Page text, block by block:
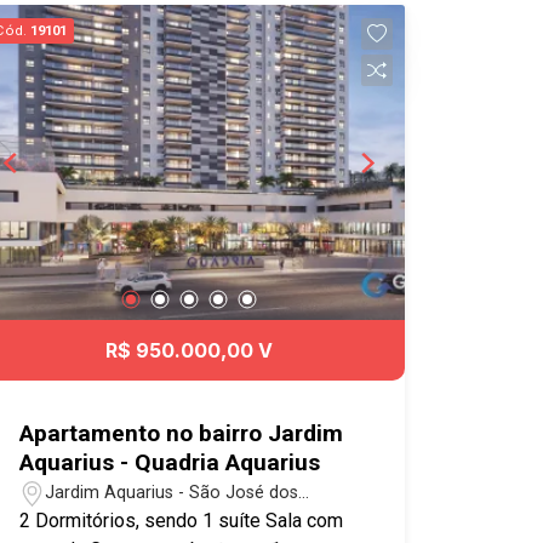
salão de festas e sauna! O bairro
Jardim Aquarius está localizado na
região centro-oeste de São José dos
Campos, possui lindas praças e
qualidade de vida. Aqui você está
próximo ao Tauste, Carrefour, Pão de
Açúcar, Shopping Colinas e tem fácil
acesso à Dutra e demais regiões da
cidade. Agende já sua visita!
#imobiliaria #geraçãoimóveis
#aptovenda #aptovendaSJC
#JardimAquarius #aceitapet #elevador
19101
R$ 950.000,00 V
Apartamento no bairro Jardim
Aquarius - Quadria Aquarius
Jardim Aquarius - São José dos
Campos/SP
2 Dormitórios, sendo 1 suíte Sala com